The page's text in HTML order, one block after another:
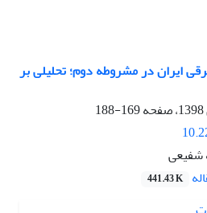
ایران در مشروطه دوم؛ تحلیلی بر
169-188
شفیعی
441.43 K